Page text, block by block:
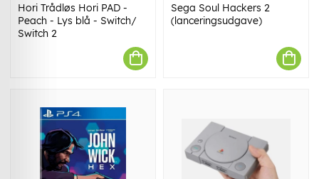
Hori Trådløs Hori PAD -
Peach - Lys blå - Switch/
Switch 2
Sega Soul Hackers 2
(lanceringsudgave)